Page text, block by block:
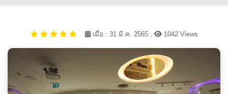
เมื่อ : 31 มี.ค. 2565 , 1042 Views